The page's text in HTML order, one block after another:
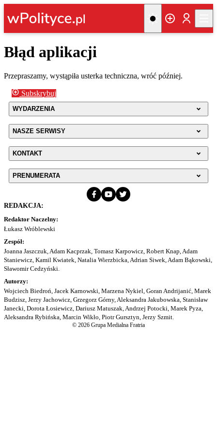
Błąd aplikacji
Przepraszamy, wystąpiła usterka techniczna, wróć później.
Subskrybuj
WYDARZENIA
NASZE SERWISY
KONTAKT
PRENUMERATA
REDAKCJA:
Redaktor Naczelny:
Łukasz Wróblewski
Zespół:
Joanna Jaszczuk, Adam Kacprzak, Tomasz Karpowicz, Robert Knap, Adam
Staniewicz, Kamil Kwiatek, Natalia Wierzbicka, Adrian Siwek, Adam Bąkowski,
Sławomir Cedzyński.
Autorzy:
Wojciech Biedroń, Jacek Karnowski, Marzena Nykiel, Goran Andrijanić, Marek
Budzisz, Jerzy Jachowicz, Grzegorz Górny, Aleksandra Jakubowska, Stanisław
Janecki, Dorota Łosiewicz, Dariusz Matuszak, Andrzej Potocki, Marek Pyza,
Aleksandra Rybińska, Marcin Wikło, Piotr Gursztyn, Jerzy Szmit.
© 2026 Grupa Medialna Fratria